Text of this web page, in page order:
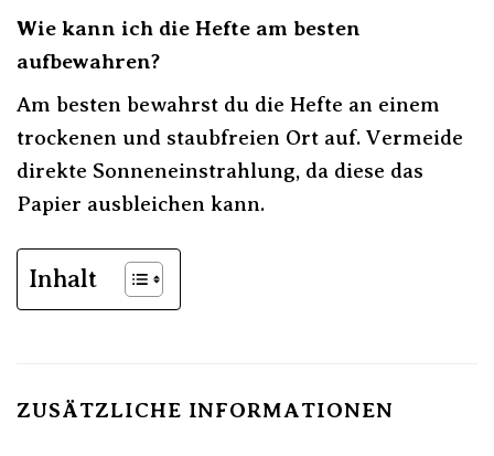
Wie kann ich die Hefte am besten
aufbewahren?
Am besten bewahrst du die Hefte an einem
trockenen und staubfreien Ort auf. Vermeide
direkte Sonneneinstrahlung, da diese das
Papier ausbleichen kann.
Inhalt
ZUSÄTZLICHE INFORMATIONEN